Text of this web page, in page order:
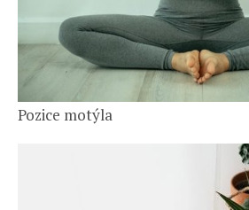
Pozice motýla